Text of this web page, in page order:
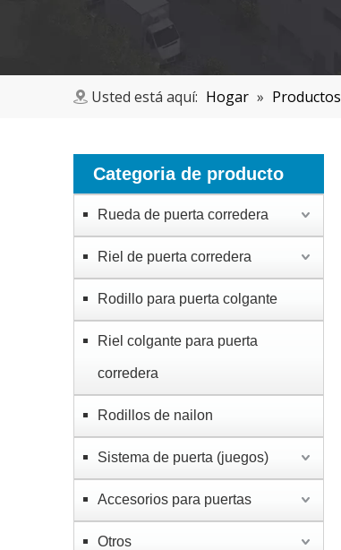
Usted está aquí: Hogar » Productos
Categoria de producto
Rueda de puerta corredera
Riel de puerta corredera
Rodillo para puerta colgante
Riel colgante para puerta
corredera
Rodillos de nailon
Sistema de puerta (juegos)
Accesorios para puertas
Otros